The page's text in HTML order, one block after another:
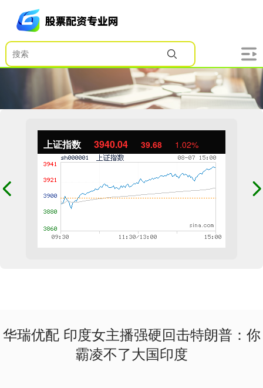
上证指数 3940.04 39.68 1.02%
华瑞优配 印度女主播强硬回击特朗普：你
霸凌不了大国印度